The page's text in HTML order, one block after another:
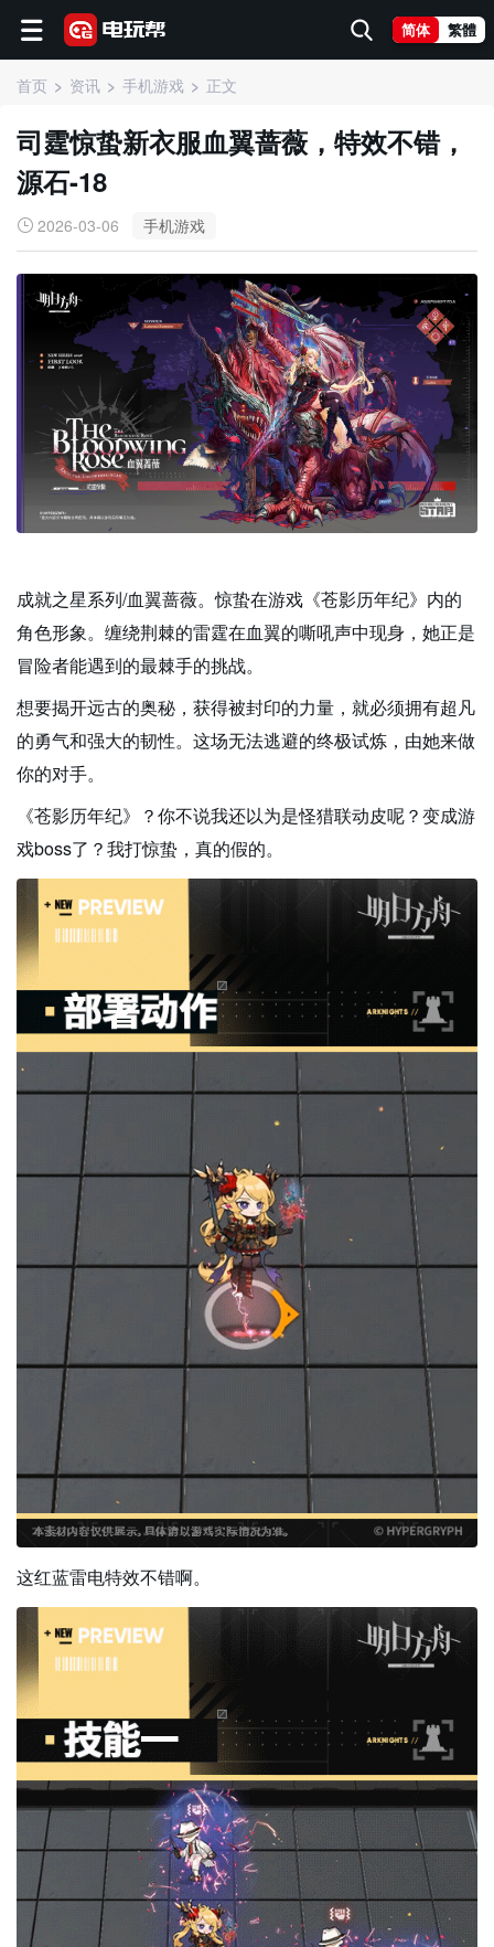
简体 繁體
首页 资讯 手机游戏 正文
司霆惊蛰新衣服血翼蔷薇，特效不错，
源石-18
2026-03-06 手机游戏
成就之星系列/血翼蔷薇。惊蛰在游戏《苍影历年纪》内的
角色形象。缠绕荆棘的雷霆在血翼的嘶吼声中现身，她正是
冒险者能遇到的最棘手的挑战。
想要揭开远古的奥秘，获得被封印的力量，就必须拥有超凡
的勇气和强大的韧性。这场无法逃避的终极试炼，由她来做
你的对手。
《苍影历年纪》？你不说我还以为是怪猎联动皮呢？变成游
戏boss了？我打惊蛰，真的假的。
这红蓝雷电特效不错啊。